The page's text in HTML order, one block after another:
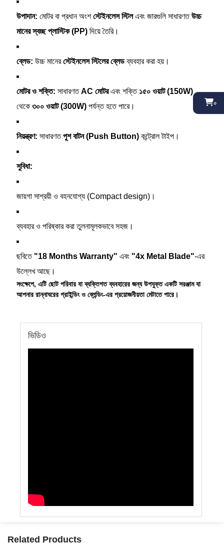
উপাদান: মোটর বা প্রধান অংশস্টেইনলেস স্টিলএবং জারগুলি সাধারণতউচ্চ
মানের স্বচ্ছ প্লাস্টিক (PP) দিয়ে তৈরি।
ব্লেড: উচ্চ মানেরস্টেইনলেস স্টিলের ব্লেডব্যবহার করা হয়।
মোটর ও শক্তি: সাধারণতAC মোটরএবং শক্তি ১৫০ ওয়াট (150W)
থেকে৩০০ ওয়াট (300W) পর্যন্ত হতে পারে।
নিয়ন্ত্রণ: সাধারণতপুশ বাটন (Push Button) কন্ট্রোল টাইপ।
সুবিধা:
জায়গা সাশ্রয়ী ও বহনযোগ্য (Compact design)।
ব্যবহার ও পরিষ্কার করা তুলনামূলকভাবে সহজ।
ছবিতে "18 Months Warranty" এবং "4x Metal Blade"-এর
উল্লেখ আছে।
সংক্ষেপে, এটি ছোট পরিবার বা ব্যক্তিগত ব্যবহারের জন্য উপযুক্ত একটি সরঞ্জাম যা
আপনার রান্নাঘরের গ্রাইন্ডিং ও ব্লেন্ডিং-এর প্রয়োজনীয়তা মেটাতে পারে।
ভিডিও
Related Products
০